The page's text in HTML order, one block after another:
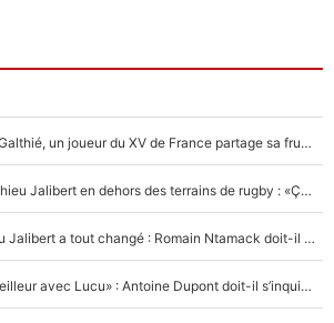
Mis de côté par Fabien Galthié, un joueur du XV de France partage sa frustration : «ils ne me l’ont pas dit tout de suite»
La raison d'être de Matthieu Jalibert en dehors des terrains de rugby : «Ça m'atteint autant que si tu touches à un membre de ma famille»
XV de France - Matthieu Jalibert a tout changé : Romain Ntamack doit-il s’inquiéter pour sa place à un an de la Coupe du monde ?
«Le XV de France est meilleur avec Lucu» : Antoine Dupont doit-il s’inquiéter pour sa place ?